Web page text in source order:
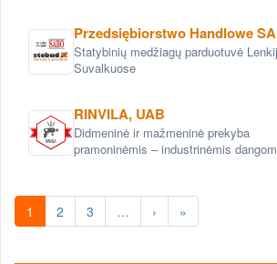
Przedsiębiorstwo Handlowe
Statybinių medžiagų parduotuvė
Suvalkuose
RINVILA, UAB
Didmeninė ir mažmeninė prekyba
pramoninėmis – industrinėmis
1 2 3 … › »